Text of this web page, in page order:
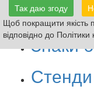
Так даю згоду
Щоб покращити якість
відповідно до Політики
Знаки